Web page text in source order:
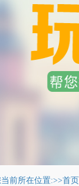
前所在位置:>>首页